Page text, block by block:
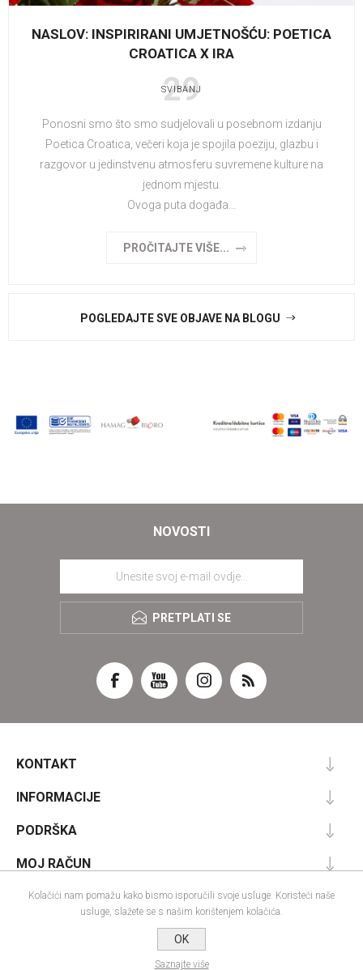
NASLOV: INSPIRIRANI UMJETNOŠĆU: POETICA
CROATICA X IRA
29
SVIBANJ
Ponosni smo što smo sudjelovali u posebnom izdanju
Poetica Croatica, večeri koja je spojila poeziju, glazbu i
razgovor u jedinstvenu atmosferu suvremene kulture na
jednom mjestu.
Ovoga puta događa...
PROČITAJTE VIŠE...
POGLEDAJTE SVE OBJAVE NA BLOGU
NOVOSTI
PRETPLATI SE
KONTAKT
INFORMACIJE
PODRŠKA
MOJ RAČUN
Powered bynopCommerce
Nop-Templates.com
Autorska prava; 2026 IRA commerce webshop. Sva prava pridržana.
Kolačići nam pomažu kako bismo isporučili svoje usluge. Koristeći naše
usluge, slažete se s našim korištenjem kolačića.
OK
Saznajte više